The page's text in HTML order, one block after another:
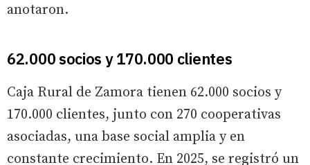
anotaron.
62.000 socios y 170.000 clientes
Caja Rural de Zamora tienen 62.000 socios y
170.000 clientes, junto con 270 cooperativas
asociadas, una base social amplia y en
constante crecimiento. En 2025, se registró un